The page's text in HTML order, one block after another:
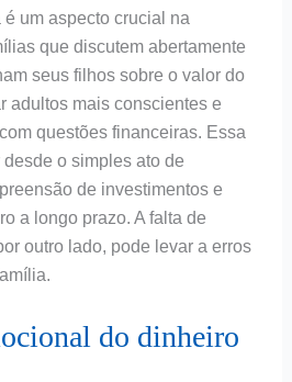
um aspecto crucial na
que discutem abertamente
seus filhos sobre o valor do
adultos mais conscientes e
questões financeiras. Essa
o simples ato de
de investimentos e
a longo prazo. A falta de
outro lado, pode levar a erros
do dinheiro